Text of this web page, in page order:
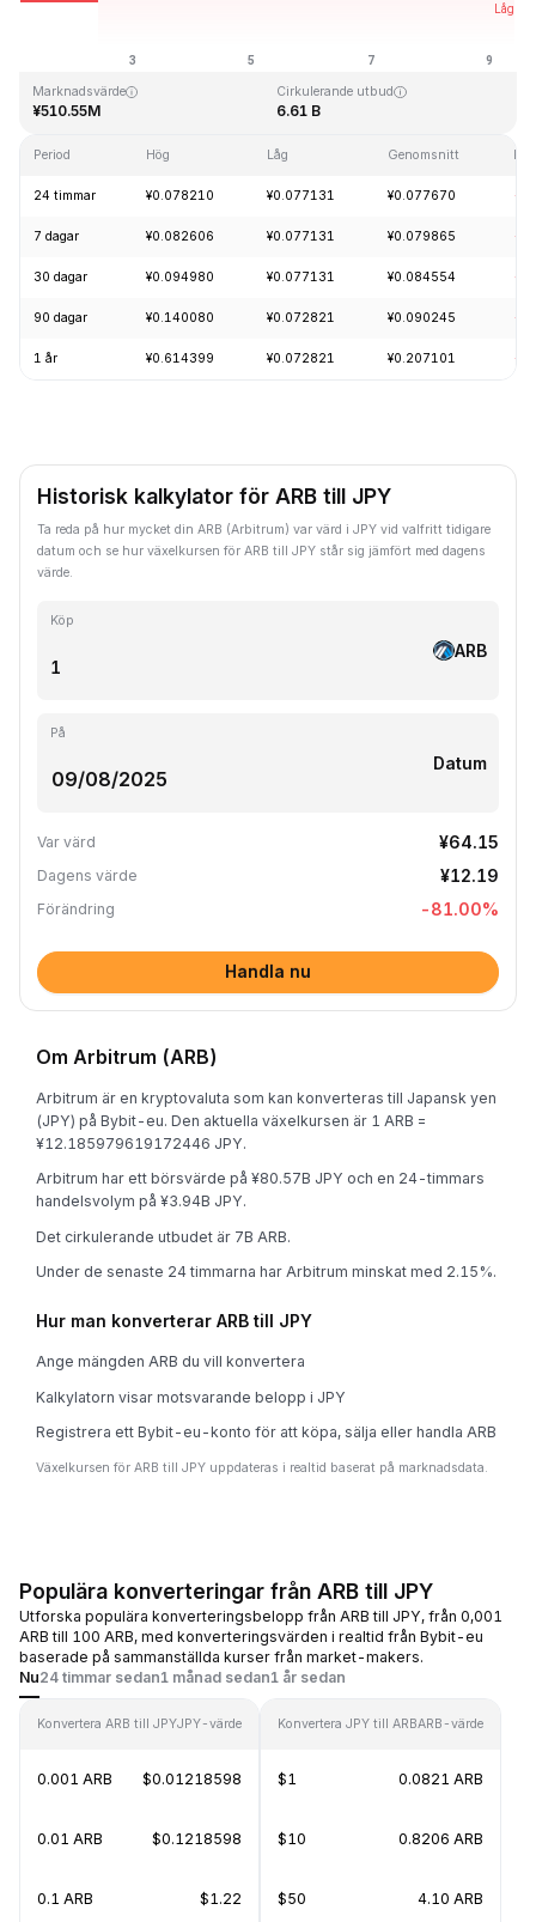
Marknadsvärde
¥510.55M
Cirkulerande utbud
6.61 B
Period Hög Låg Genomsnitt
24 timmar ¥0.078210 ¥0.077131 ¥0.077670 -
7 dagar ¥0.082606 ¥0.077131 ¥0.079865 -
30 dagar ¥0.094980 ¥0.077131 ¥0.084554 -
90 dagar ¥0.140080 ¥0.072821 ¥0.090245 -
1 år ¥0.614399 ¥0.072821 ¥0.207101 -
Historisk kalkylator för ARB till JPY
Ta reda på hur mycket din ARB (Arbitrum) var värd i JPY vid valfritt tidigare
datum och se hur växelkursen för ARB till JPY står sig jämfört med dagens
värde.
Köp
ARB
På
Datum
Var värd ¥64.15
Dagens värde ¥12.19
Förändring -81.00%
Handla nu
Om Arbitrum (ARB)
Arbitrum är en kryptovaluta som kan konverteras till Japansk yen
(JPY) på Bybit-eu. Den aktuella växelkursen är 1 ARB =
¥12.185979619172446 JPY.
Arbitrum har ett börsvärde på ¥80.57B JPY och en 24-timmars
handelsvolym på ¥3.94B JPY.
Det cirkulerande utbudet är 7B ARB.
Under de senaste 24 timmarna har Arbitrum minskat med 2.15%.
Hur man konverterar ARB till JPY
Ange mängden ARB du vill konvertera
Kalkylatorn visar motsvarande belopp i JPY
Registrera ett Bybit-eu-konto för att köpa, sälja eller handla ARB
Växelkursen för ARB till JPY uppdateras i realtid baserat på marknadsdata.
Populära konverteringar från ARB till JPY
Utforska populära konverteringsbelopp från ARB till JPY, från 0,001
ARB till 100 ARB, med konverteringsvärden i realtid från Bybit-eu
baserade på sammanställda kurser från market-makers.
Nu24 timmar sedan1 månad sedan1 år sedan
Konvertera ARB till JPYJPY-värde
0.001 ARB $0.01218598
0.01 ARB $0.1218598
0.1 ARB $1.22
Konvertera JPY till ARBARB-värde
$1 0.0821 ARB
$10 0.8206 ARB
$50 4.10 ARB